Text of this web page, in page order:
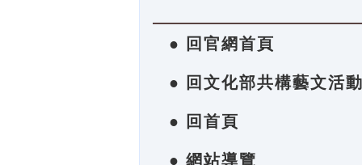
● 回官網首頁
● 回文化部共構藝文活
● 回首頁
● 網站導覽